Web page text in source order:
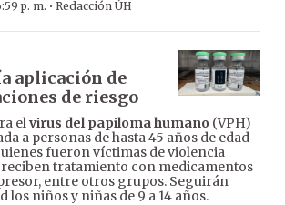
p. m. · Redacción ÚH
aplicación de
de riesgo
elvirus del papiloma humano (VPH)
a personas de hasta 45 años de edad
fueron víctimas de violencia
reciben tratamiento con medicamentos
entre otros grupos. Seguirán
los niños y niñas de 9 a 14 años.